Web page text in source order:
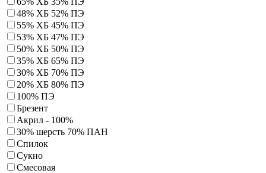
48% ХБ 52% ПЭ
55% ХБ 45% ПЭ
53% ХБ 47% ПЭ
50% ХБ 50% ПЭ
35% ХБ 65% ПЭ
30% ХБ 70% ПЭ
20% ХБ 80% ПЭ
100% ПЭ
Брезент
Акрил - 100%
30% шерсть 70% ПАН
Спилок
Сукно
Смесовая